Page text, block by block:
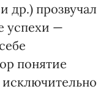
др.) прозвучал
успехи —
понятие